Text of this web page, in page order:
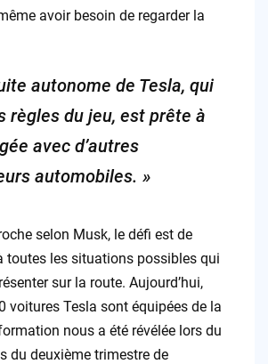
avoir besoin de regarder la
autonome de Tesla, qui
règles du jeu, est prête à
avec d’autres
automobiles. »
selon Musk, le défi est de
toutes les situations possibles qui
sur la route. Aujourd’hui,
voitures Tesla sont équipées de la
nous a été révélée lors du
du deuxième trimestre de